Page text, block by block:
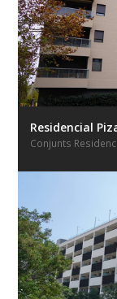
Residencial
Conjunts